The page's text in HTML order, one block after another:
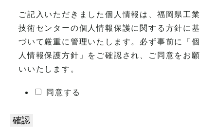
ご記入いただきました個人情報は、福岡県工業
技術センターの個人情報保護に関する方針に基
づいて厳重に管理いたします。必ず事前に「個
人情報保護方針」をご確認され、ご同意をお願
いいたします。
同意する